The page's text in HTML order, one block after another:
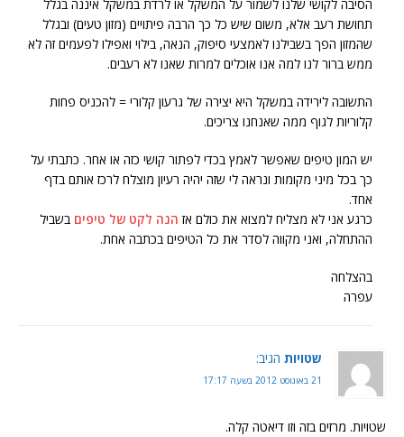
הסיבה לקושי שלנו לשמור על המשקל או לרדת במשקל איננה בגלל
תחושת רעב אלא, משום שיש כל כך הרבה פיתויים (מזון טעים) ובגלל
שהמזון הפך בשבילנו לאמצעי סיפוק, הנאה, בילוי ואפילו לפעמים זה לא
ממש ברור לנו למה אנו אוכלים למרות שאנו לא רעבים.
התשובה לירידה במשקל היא יצירה של גרעון קלורי = להכניס פחות
קלוריות לגוף ממה שאנחנו צריכים.
יש המון טיפים שאפשר לאמץ בכדי לפתור קושי כזה או אחר. כתבתי על
כך בכל מיני מקומות ונראה לי שזה יהיה רעיון מוצלח לרכז אותם בדף
אחד.
כרגע אני לא מצליח למצוא את כולם אז הנה לקט של טיפים בשביל
ההתחלה, ואני מקווה לסדר את כל הטיפים בכתבה אחת.
בהצלחה
עפרה
שטויות הגיב:
21 באוגוסט 2012 בשעה 17:17
שטויות. מרזים בזה וזו דיאטה קלה.